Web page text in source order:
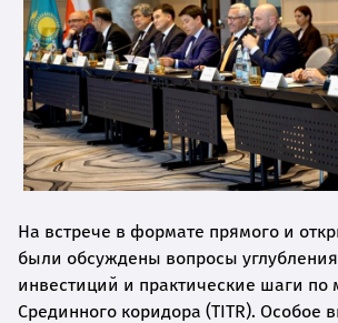
На встрече в формате прямого и
были обсуждены вопросы
инвестиций и практические шаги по
Срединного коридора (TITR). Особое